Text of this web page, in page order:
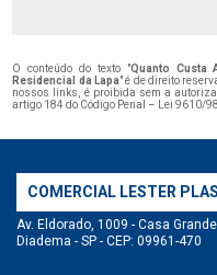
O conteúdo do texto "Quanto Custa
Residencial da Lapa" é de direito
nossos links, é proibida sem a
artigo 184 do Código Penal – Lei 9610/
COMERCIAL LESTER
Av. Eldorado, 1009 - Casa Grande
Diadema - SP - CEP: 09961-470